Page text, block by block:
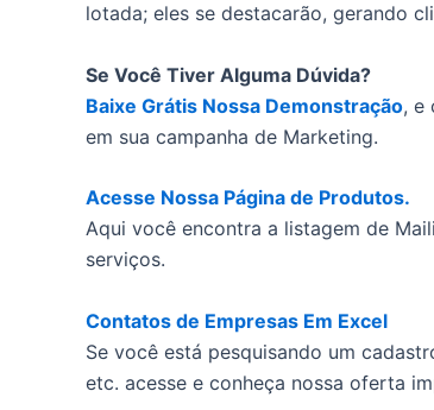
lotada; eles se destacarão, gerando
Se Você Tiver Alguma Dúvida?
Baixe Grátis Nossa Demonstração, e
em sua campanha de Marketing.
Acesse Nossa Página de Produtos.
Aqui você encontra a listagem de
serviços.
Contatos de Empresas Em Excel
Se você está pesquisando um
etc. acesse e conheça nossa oferta